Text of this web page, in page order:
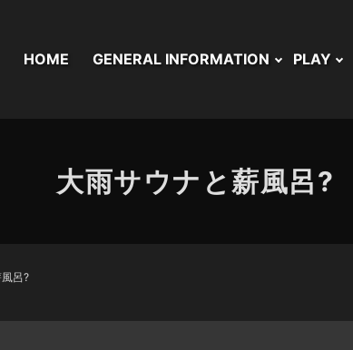
HOME GENERAL INFORMATION PLAY
大雨サウナと薪風呂?
呂?